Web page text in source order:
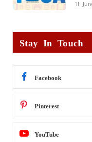
11
Stay In Touch
Facebook
Pinterest
YouTube